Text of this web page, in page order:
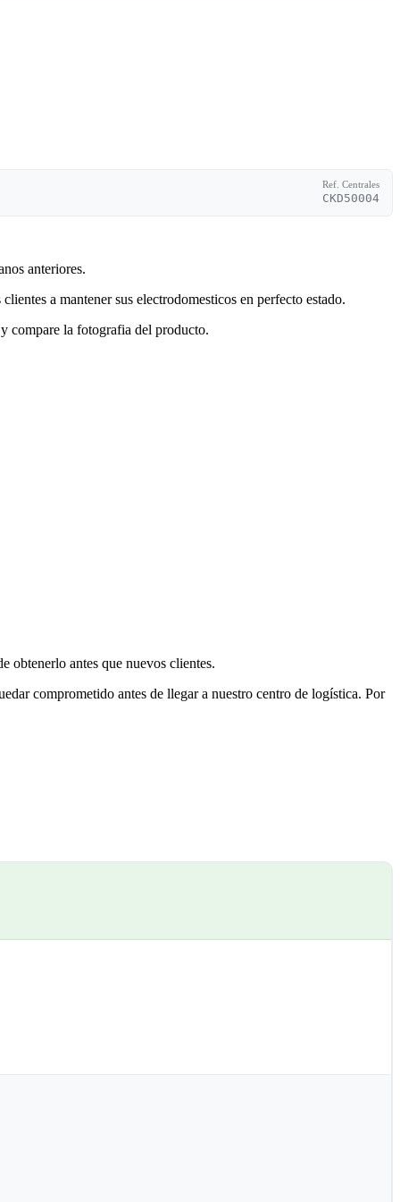
Ref. Centrales
CKD50004
anteriores.
a mantener sus electrodomesticos en perfecto estado.
compare la fotografia del producto.
obtenerlo antes que nuevos clientes.
comprometido antes de llegar a nuestro centro de logística. Por